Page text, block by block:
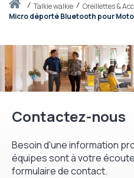
Accueiltalkie walkie Oreillettes &
Micro déporté Bluetooth pour
Contactez-nous
Besoin d'une information
équipes sont à votre
formulaire de contact.